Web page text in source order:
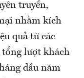
truyền,
nhằm kích
quả từ các
lượt khách
đầu năm